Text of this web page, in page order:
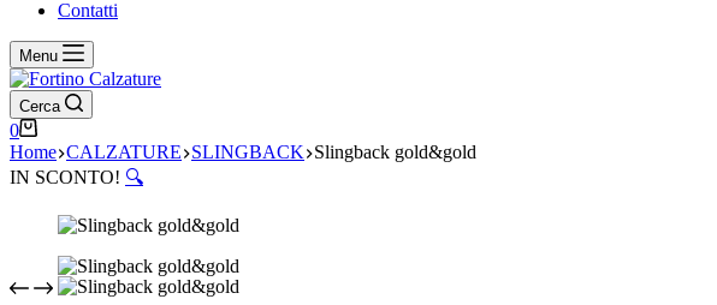
Contatti
Menu
Cerca
Carrello
0
Home CALZATURE SLINGBACK Slingback gold&gold
IN SCONTO! 🔍